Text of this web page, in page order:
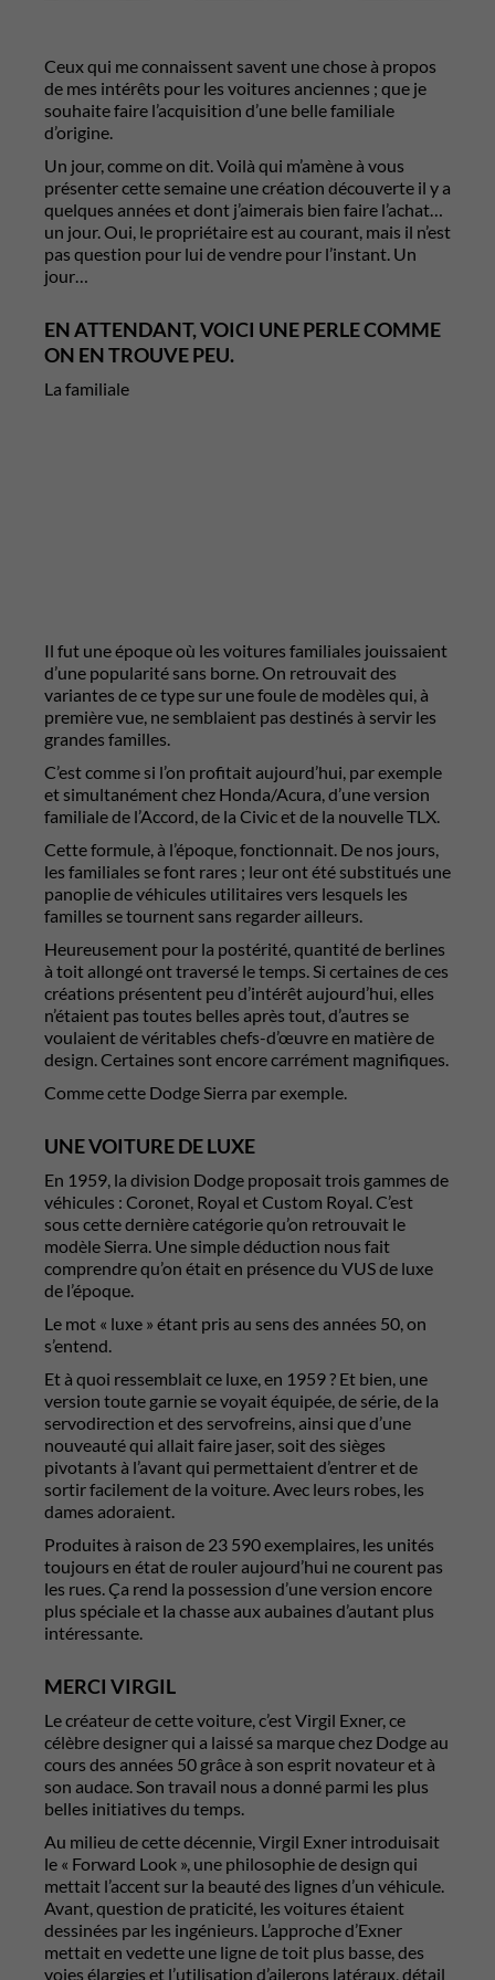
Ceux qui me connaissent savent une chose à propos
de mes intérêts pour les voitures anciennes ; que je
souhaite faire l’acquisition d’une belle familiale
d’origine.
Un jour, comme on dit. Voilà qui m’amène à vous
présenter cette semaine une création découverte il y a
quelques années et dont j’aimerais bien faire l’achat…
un jour. Oui, le propriétaire est au courant, mais il n’est
pas question pour lui de vendre pour l’instant. Un
jour…
EN ATTENDANT, VOICI UNE PERLE COMME
ON EN TROUVE PEU.
La familiale
Il fut une époque où les voitures familiales jouissaient
d’une popularité sans borne. On retrouvait des
variantes de ce type sur une foule de modèles qui, à
première vue, ne semblaient pas destinés à servir les
grandes familles.
C’est comme si l’on profitait aujourd’hui, par exemple
et simultanément chez Honda/Acura, d’une version
familiale de l’Accord, de la Civic et de la nouvelle TLX.
Cette formule, à l’époque, fonctionnait. De nos jours,
les familiales se font rares ; leur ont été substitués une
panoplie de véhicules utilitaires vers lesquels les
familles se tournent sans regarder ailleurs.
Heureusement pour la postérité, quantité de berlines
à toit allongé ont traversé le temps. Si certaines de ces
créations présentent peu d’intérêt aujourd’hui, elles
n’étaient pas toutes belles après tout, d’autres se
voulaient de véritables chefs-d’œuvre en matière de
design. Certaines sont encore carrément magnifiques.
Comme cette Dodge Sierra par exemple.
UNE VOITURE DE LUXE
En 1959, la division Dodge proposait trois gammes de
véhicules : Coronet, Royal et Custom Royal. C’est
sous cette dernière catégorie qu’on retrouvait le
modèle Sierra. Une simple déduction nous fait
comprendre qu’on était en présence du VUS de luxe
de l’époque.
Le mot « luxe » étant pris au sens des années 50, on
s’entend.
Et à quoi ressemblait ce luxe, en 1959 ? Et bien, une
version toute garnie se voyait équipée, de série, de la
servodirection et des servofreins, ainsi que d’une
nouveauté qui allait faire jaser, soit des sièges
pivotants à l’avant qui permettaient d’entrer et de
sortir facilement de la voiture. Avec leurs robes, les
dames adoraient.
Produites à raison de 23 590 exemplaires, les unités
toujours en état de rouler aujourd’hui ne courent pas
les rues. Ça rend la possession d’une version encore
plus spéciale et la chasse aux aubaines d’autant plus
intéressante.
MERCI VIRGIL
Le créateur de cette voiture, c’est Virgil Exner, ce
célèbre designer qui a laissé sa marque chez Dodge au
cours des années 50 grâce à son esprit novateur et à
son audace. Son travail nous a donné parmi les plus
belles initiatives du temps.
Au milieu de cette décennie, Virgil Exner introduisait
le « Forward Look », une philosophie de design qui
mettait l’accent sur la beauté des lignes d’un véhicule.
Avant, question de praticité, les voitures étaient
dessinées par les ingénieurs. L’approche d’Exner
mettait en vedette une ligne de toit plus basse, des
voies élargies et l’utilisation d’ailerons latéraux, détail